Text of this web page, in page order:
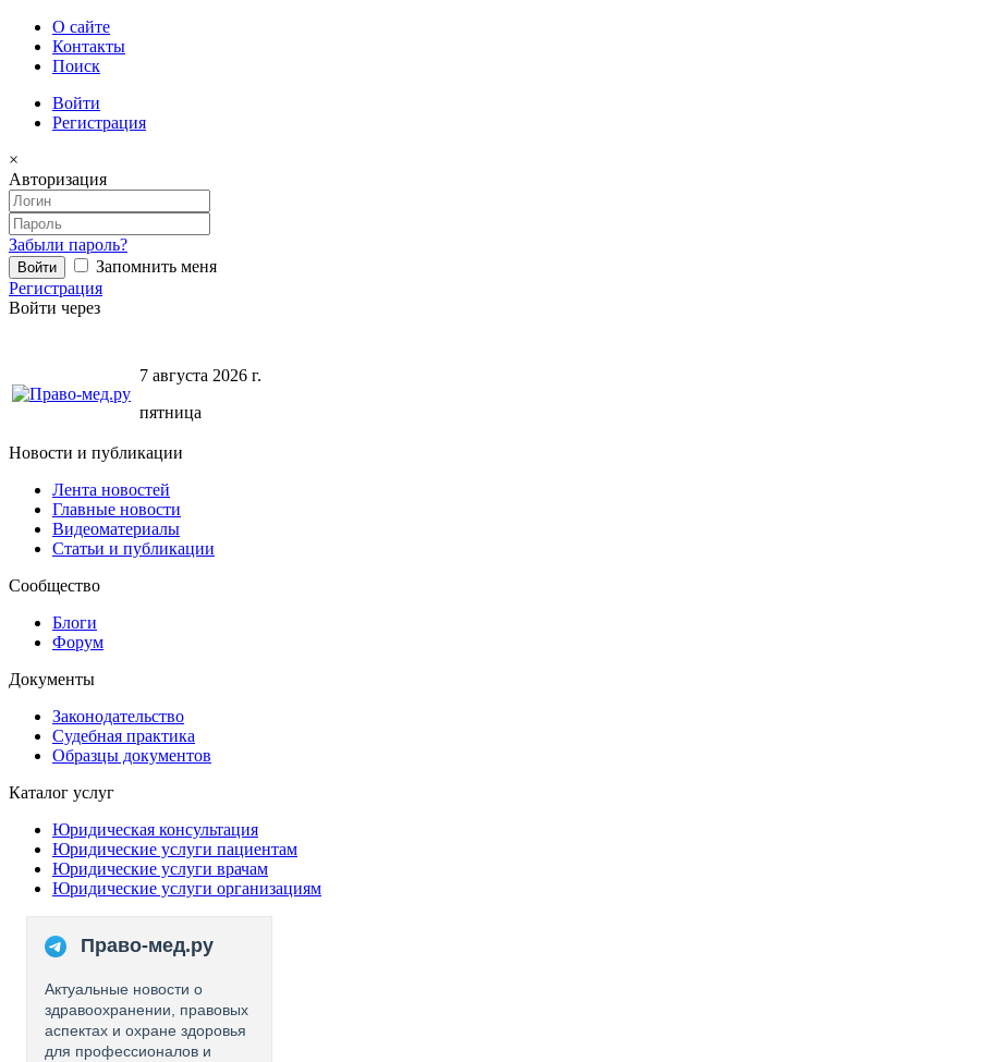
О сайте
Контакты
Поиск
Войти
Регистрация
×
Авторизация
Забыли пароль?
Запомнить меня
Регистрация
Войти через
7 августа 2026 г.
пятница
Новости и публикации
Лента новостей
Главные новости
Видеоматериалы
Статьи и публикации
Сообщество
Блоги
Форум
Документы
Законодательство
Судебная практика
Образцы документов
Каталог услуг
Юридическая консультация
Юридические услуги пациентам
Юридические услуги врачам
Юридические услуги организациям
Право-мед.ру
Актуальные новости о
здравоохранении, правовых
аспектах и охране здоровья
для профессионалов и